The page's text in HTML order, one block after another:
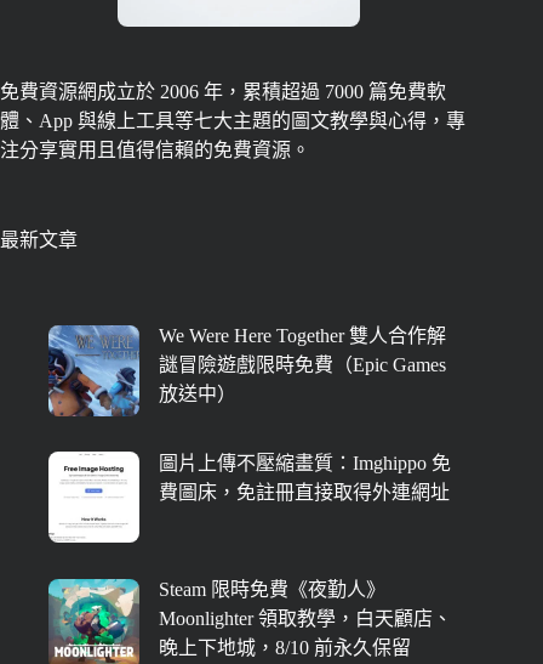
免費資源網成立於 2006 年，累積超過 7000 篇免費軟
體、App 與線上工具等七大主題的圖文教學與心得，專
注分享實用且值得信賴的免費資源。
最新文章
We Were Here Together 雙人合作解
謎冒險遊戲限時免費（Epic Games
放送中）
圖片上傳不壓縮畫質：Imghippo 免
費圖床，免註冊直接取得外連網址
Steam 限時免費《夜勤人》
Moonlighter 領取教學，白天顧店、
晚上下地城，8/10 前永久保留